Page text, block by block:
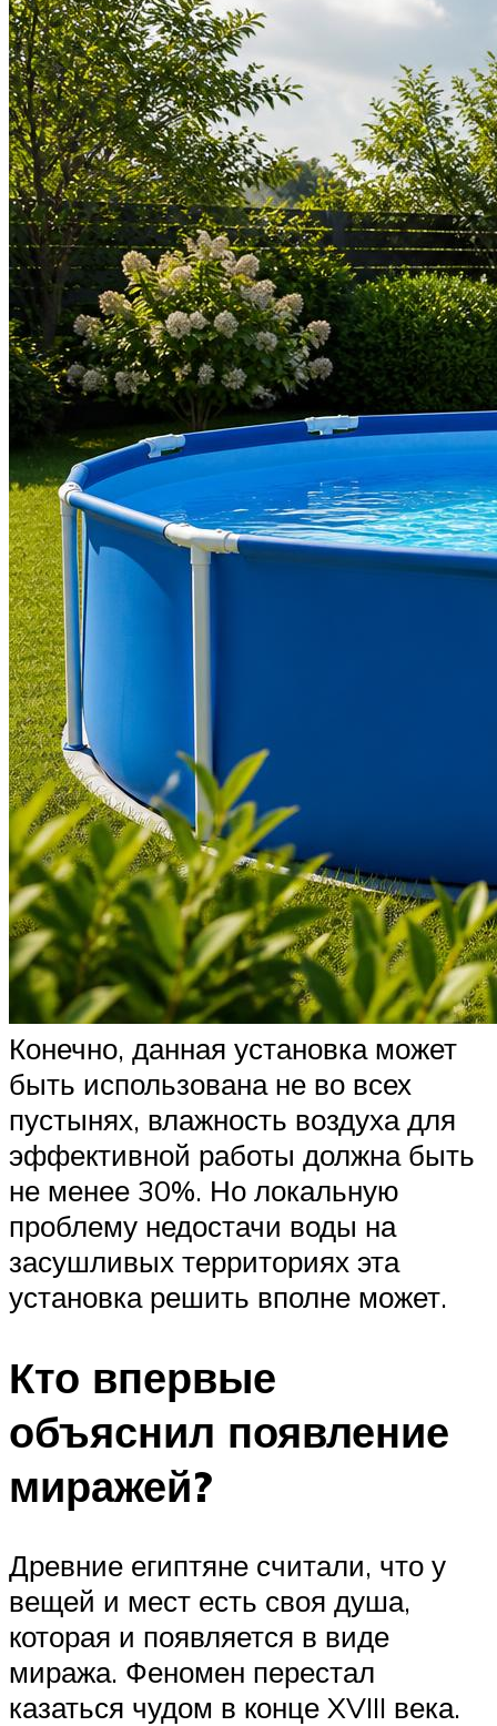
Конечно, данная установка может
быть использована не во всех
пустынях, влажность воздуха для
эффективной работы должна быть
не менее 30%. Но локальную
проблему недостачи воды на
засушливых территориях эта
установка решить вполне может.
Кто впервые
объяснил появление
миражей?
Древние египтяне считали, что у
вещей и мест есть своя душа,
которая и появляется в виде
миража. Феномен перестал
казаться чудом в конце XVIII века.